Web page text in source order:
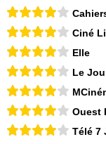
Ciné
Elle
Le
Ouest
Télé 7